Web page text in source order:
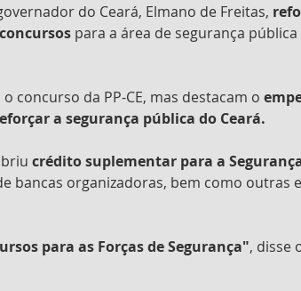
do Ceará, Elmano de Freitas,
para a área de segurança pública
concurso da PP-CE, mas destacam o
a segurança pública do Ceará.
crédito suplementar para a
bancas organizadoras, bem como outras
para as Forças de Segurança", disse